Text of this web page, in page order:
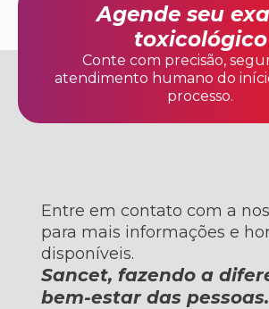
Agende seu
toxicológico
Conte com precisão,
atendimento humano do
processo.
Entre em contato com a
para mais informações e
disponíveis.
Sancet, fazendo a
bem-estar das pessoas.